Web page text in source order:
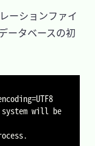
ーションファイ
ータベースの初
=UTF8
will be